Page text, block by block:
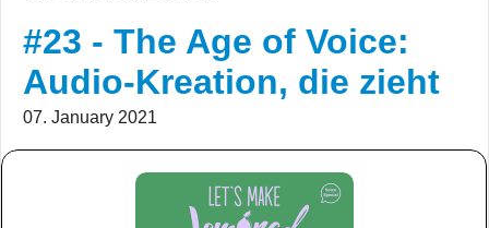
#23 - The Age of Voice:
Audio-Kreation, die zieht
07. January 2021